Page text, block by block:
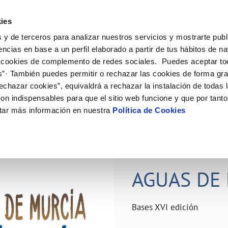
y de terceros para analizar nuestros servicios y mostrarte
en base a un perfil elaborado a partir de tus hábitos de
de complemento de redes sociales. Puedes aceptar
También puedes permitir o rechazar las cookies de forma
cookies”, equivaldrá a rechazar la instalación de todas
indispensables para que el sitio web funcione y que por
más información en nuestra Política de Cookies
de titular
de suministro
MODIFICACIÓN DE DATOS
Actualizar datos bancários
Actualizar datos de
VER TODAS LAS GESTIONES
Tu Servicio
AL CLIENTE
contacto
COMPROMISO DE SERVICIO
Carta de compromisos
Customer Counsel (Defensa del
Tu Agua
del agua
consumidor
CUIDADOS DEL AGUA
Consejos de ahorro
Depósitos comunitarios
comunitarios
Conócenos
DE GESTIÓN Y CERTIFICADOS
PERFIL DEL CONTRATANTE
Plataforma de contratación del
público
Licitaciones en curso
AGUAS
Bases XVI edición